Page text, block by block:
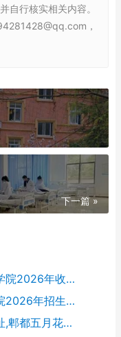
自行核实相关内容。
，
下一篇 »
【五月花学费】四川五月花技师学院2026年收费标准及招生专业
【报考指南】四川五月花技师学院2026年招生简章及学费表
四川五月花技师学院团结校区地址,郫都五月花校园环境好不好